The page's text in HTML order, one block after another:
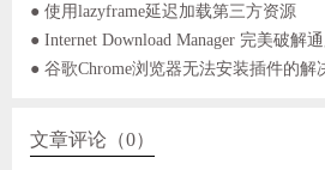
● 使用lazyframe延迟加载第三方资源
● Internet Download Manager 完美破解
● 谷歌Chrome浏览器无法安装插件的解
文章评论（0）